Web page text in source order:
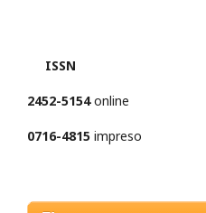
ISSN
2452-5154online
0716-4815 impreso